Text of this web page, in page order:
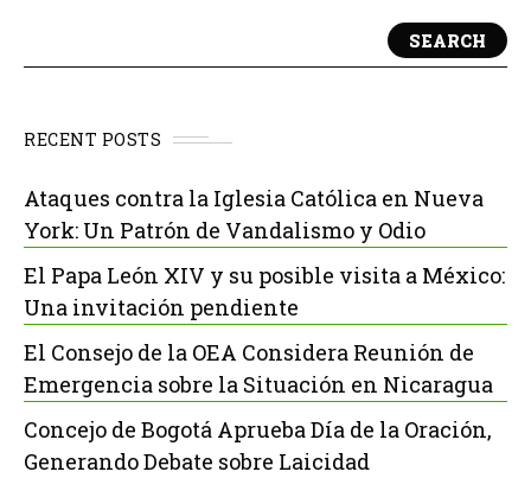
SEARCH
RECENT POSTS
Ataques contra la Iglesia Católica en Nueva
York: Un Patrón de Vandalismo y Odio
El Papa León XIV y su posible visita a México:
Una invitación pendiente
El Consejo de la OEA Considera Reunión de
Emergencia sobre la Situación en Nicaragua
Concejo de Bogotá Aprueba Día de la Oración,
Generando Debate sobre Laicidad